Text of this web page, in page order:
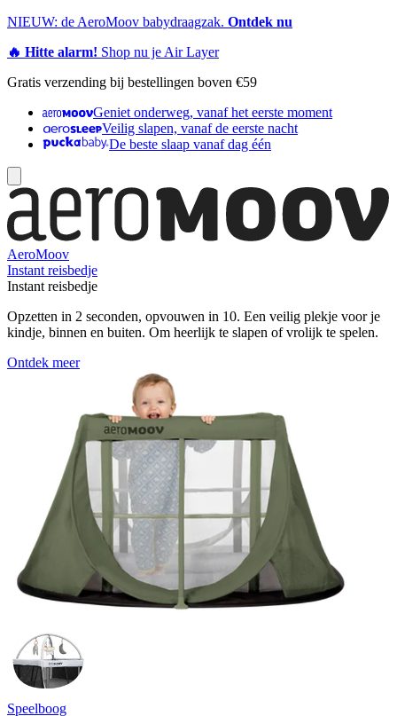
NIEUW: de AeroMoov babydraagzak. Ontdek nu
🔥 Hitte alarm! Shop nu je Air Layer
Gratis verzending bij bestellingen boven €59
Geniet onderweg, vanaf het eerste moment
Veilig slapen, vanaf de eerste nacht
De beste slaap vanaf dag één
AeroMoov
Instant reisbedje
Instant reisbedje
Opzetten in 2 seconden, opvouwen in 10. Een veilig plekje voor je
kindje, binnen en buiten. Om heerlijk te slapen of vrolijk te spelen.
Ontdek meer
Speelboog